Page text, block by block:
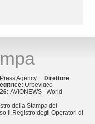
Press Agency
Direttore
Urbevideo
AVIONEWS - World
della Stampa del
il Registro degli Operatori di